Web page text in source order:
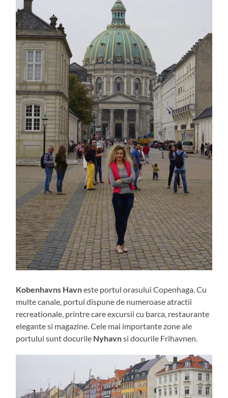
Kobenhavns Havneste portul orasului Copenhaga. Cu
multe canale, portul dispune de numeroase atractii
recreationale, printre care excursii cu barca, restaurante
elegante si magazine. Cele mai importante zone ale
portului sunt docurile Nyhavnsi docurile Frihavnen.